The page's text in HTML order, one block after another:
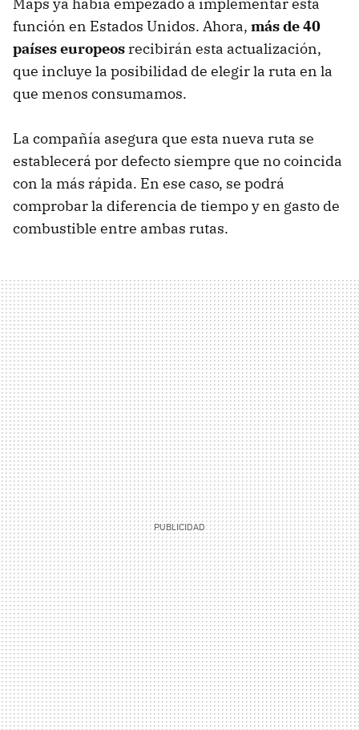
función en Estados Unidos. Ahora, más de 40
países europeos recibirán esta actualización,
que incluye la posibilidad de elegir la ruta en la
que menos consumamos.
La compañía asegura que esta nueva ruta se
establecerá por defecto siempre que no coincida
con la más rápida. En ese caso, se podrá
comprobar la diferencia de tiempo y en gasto de
combustible entre ambas rutas.